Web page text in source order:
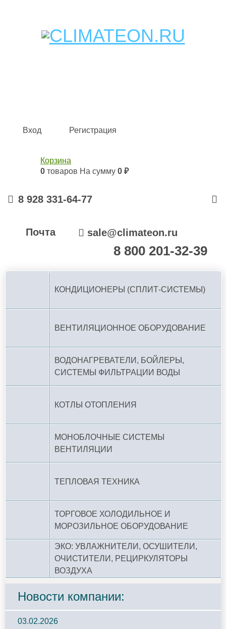
Кондиционеры и сплит-системы, газовые котлы,
Вход Регистрация
Корзина
0 товаров На сумму 0 ₽
8 928 331-64-77
Почта sale@climateon.ru
8 800 201-32-39
КОНДИЦИОНЕРЫ (СПЛИТ-СИСТЕМЫ)
ВЕНТИЛЯЦИОННОЕ ОБОРУДОВАНИЕ
ВОДОНАГРЕВАТЕЛИ, БОЙЛЕРЫ,
СИСТЕМЫ ФИЛЬТРАЦИИ ВОДЫ
КОТЛЫ ОТОПЛЕНИЯ
МОНОБЛОЧНЫЕ СИСТЕМЫ
ВЕНТИЛЯЦИИ
ТЕПЛОВАЯ ТЕХНИКА
ТОРГОВОЕ ХОЛОДИЛЬНОЕ И
МОРОЗИЛЬНОЕ ОБОРУДОВАНИЕ
ЭКО: УВЛАЖНИТЕЛИ, ОСУШИТЕЛИ,
ОЧИСТИТЕЛИ, РЕЦИРКУЛЯТОРЫ
ВОЗДУХА
Новости компании:
03.02.2026